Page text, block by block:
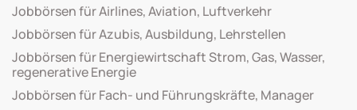
Jobbörsen für Airlines, Aviation, Luftverkehr
Jobbörsen für Azubis, Ausbildung, Lehrstellen
Jobbörsen für Energiewirtschaft Strom, Gas, Wasser,
regenerative Energie
Jobbörsen für Fach- und Führungskräfte, Manager